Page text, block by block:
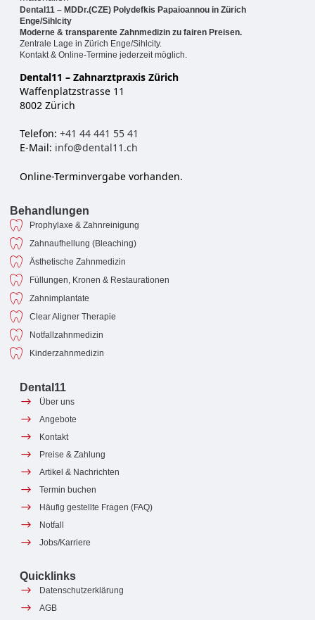
Dental11 – MDDr.(CZE) Polydefkis Papaioannou in Zürich
Enge/Sihlcity
Moderne & transparente Zahnmedizin zu fairen Preisen.
Zentrale Lage in Zürich Enge/Sihlcity.
Kontakt & Online-Termine jederzeit möglich.
Dental11 – Zahnarztpraxis Zürich
Waffenplatzstrasse 11
8002 Zürich
Telefon: +41 44 441 55 41
E-Mail: info@dental11.ch
Online-Terminvergabe vorhanden.
Behandlungen
Prophylaxe & Zahnreinigung
Zahnaufhellung (Bleaching)
Ästhetische Zahnmedizin
Füllungen, Kronen & Restaurationen
Zahnimplantate
Clear Aligner Therapie
Notfallzahnmedizin
Kinderzahnmedizin
Dental11
Über uns
Angebote
Kontakt
Preise & Zahlung
Artikel & Nachrichten
Termin buchen
Häufig gestellte Fragen (FAQ)
Notfall
Jobs/Karriere
Quicklinks
Datenschutzerklärung
AGB